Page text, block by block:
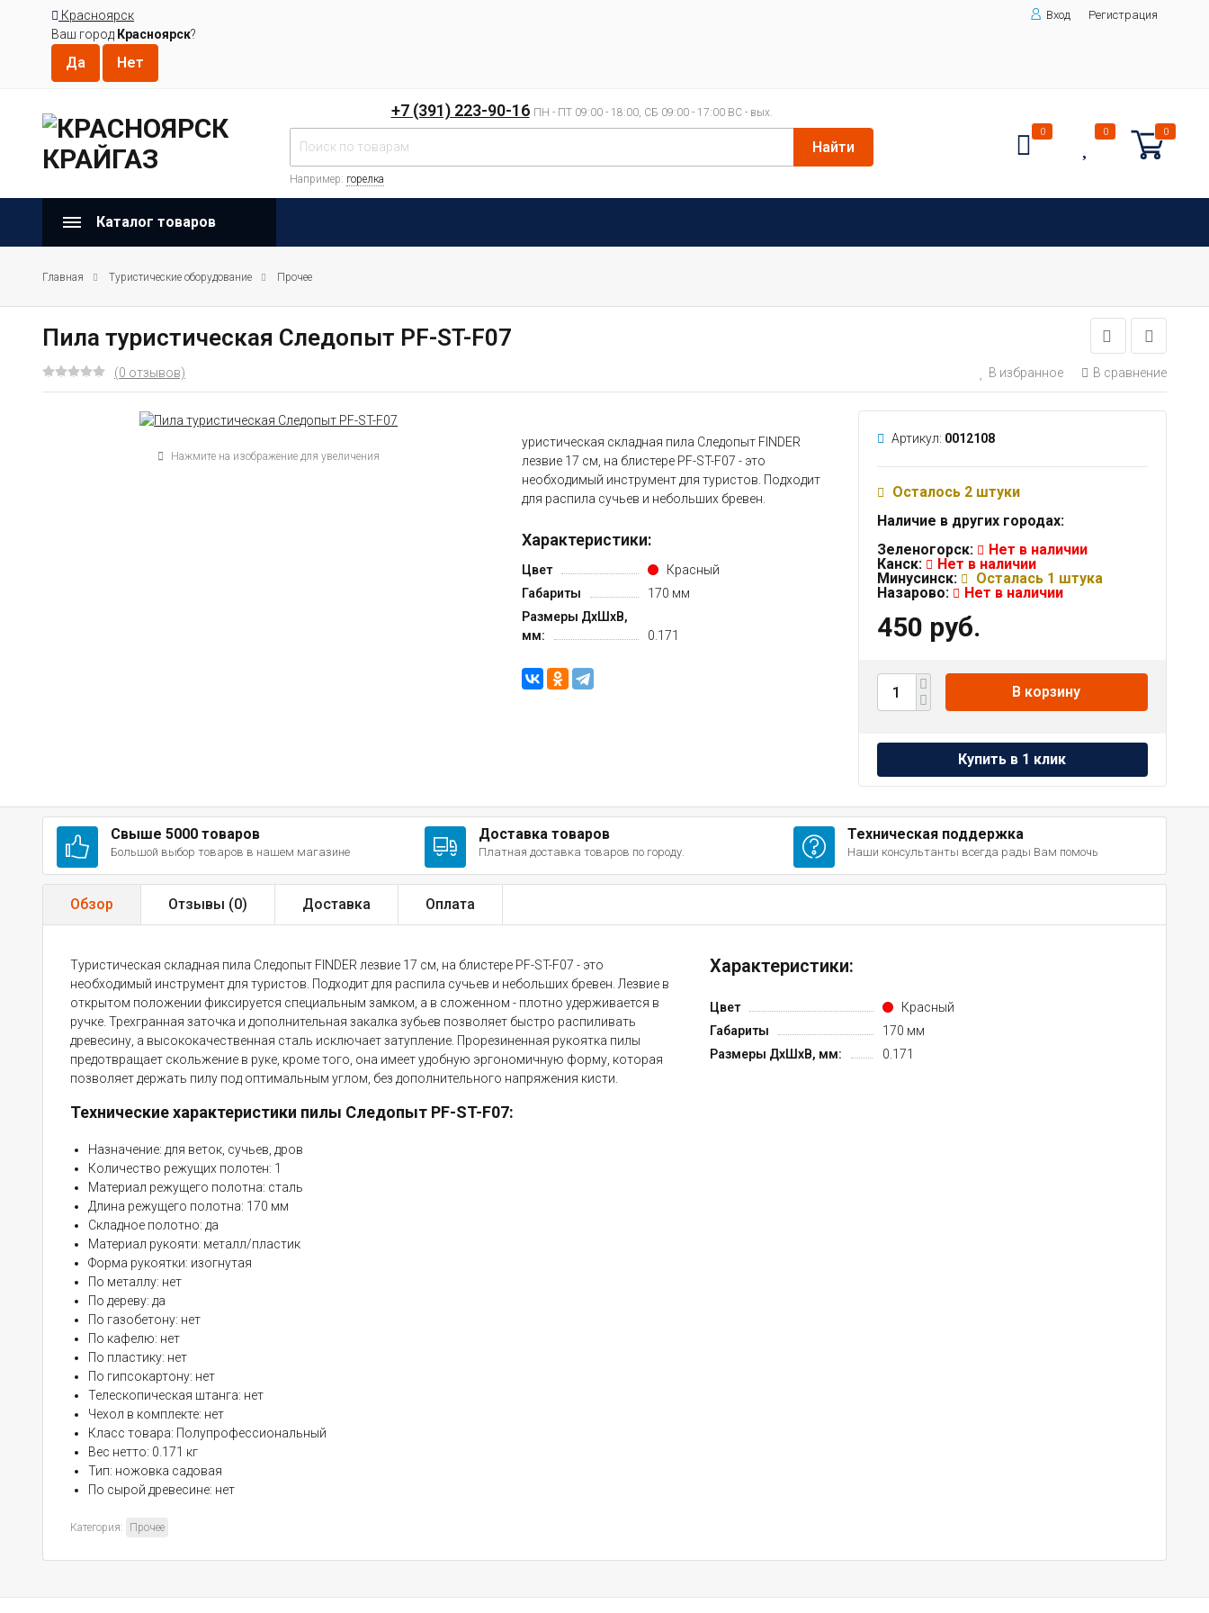
Красноярск
Ваш город Красноярск?
Вход Регистрация
+7 (391) 223-90-16 ПН - ПТ 09:00 - 18:00, СБ 09:00 - 17:00 ВС - вых.
Найти
Например: горелка
0 0 0
Каталог товаров
Главная Туристические оборудование Прочее
Пила туристическая Следопыт PF-ST-F07
(0 отзывов) В избранное В сравнение
Нажмите на изображение для увеличения
уристическая складная пила Следопыт FINDER
лезвие 17 см, на блистере PF-ST-F07 - это
необходимый инструмент для туристов. Подходит
для распила сучьев и небольших бревен.
Характеристики:
Цвет
Красный
Габариты
170 мм
Размеры ДxШxВ,
мм:
0.171
Артикул: 0012108
Осталось 2 штуки
Наличие в других городах:
Зеленогорск:
Нет в наличии
Канск:
Нет в наличии
Минусинск:
Осталась 1 штука
Назарово:
Нет в наличии
450 руб.
В корзину
Свыше 5000 товаров
Большой выбор товаров в нашем магазине
Доставка товаров
Платная доставка товаров по городу.
Техническая поддержка
Наши консультанты всегда рады Вам помочь
Обзор Отзывы (0) Доставка Оплата
Туристическая складная пила Следопыт FINDER лезвие 17 см, на блистере PF-ST-F07 - это
необходимый инструмент для туристов. Подходит для распила сучьев и небольших бревен. Лезвие в
открытом положении фиксируется специальным замком, а в сложенном - плотно удерживается в
ручке. Трехгранная заточка и дополнительная закалка зубьев позволяет быстро распиливать
древесину, а высококачественная сталь исключает затупление. Прорезиненная рукоятка пилы
предотвращает скольжение в руке, кроме того, она имеет удобную эргономичную форму, которая
позволяет держать пилу под оптимальным углом, без дополнительного напряжения кисти.
Технические характеристики пилы Следопыт PF-ST-F07:
Назначение: для веток, сучьев, дров
Количество режущих полотен: 1
Материал режущего полотна: сталь
Длина режущего полотна: 170 мм
Складное полотно: да
Материал рукояти: металл/пластик
Форма рукоятки: изогнутая
По металлу: нет
По дереву: да
По газобетону: нет
По кафелю: нет
По пластику: нет
По гипсокартону: нет
Телескопическая штанга: нет
Чехол в комплекте: нет
Класс товара: Полупрофессиональный
Вес нетто: 0.171 кг
Тип: ножовка садовая
По сырой древесине: нет
Категория: Прочее
Характеристики:
Цвет
Красный
Габариты
170 мм
Размеры ДxШxВ, мм:
0.171